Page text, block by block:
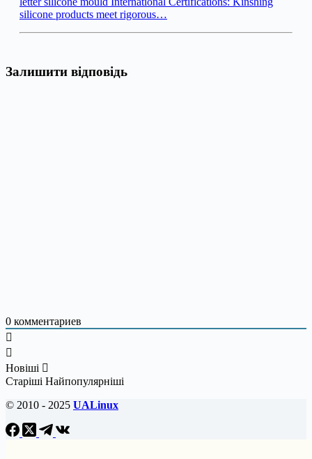
silicone products meet rigorous…
Залишити відповідь
0 комментариев
Новіші
Старіші Найпопулярніші
© 2010 - 2025 UALinux